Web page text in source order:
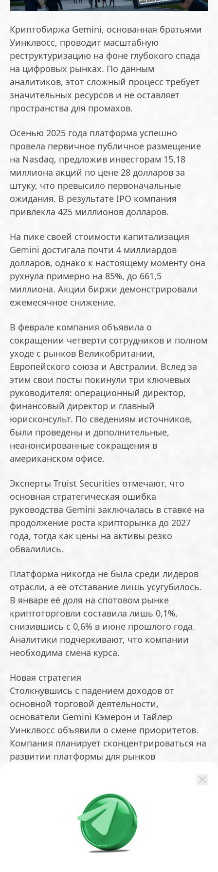
Криптобиржа Gemini, основанная братьями
Уинклвосс, проводит масштабную
реструктуризацию на фоне глубокого спада
на цифровых рынках. По данным
аналитиков, этот сложный процесс требует
значительных ресурсов и не оставляет
пространства для промахов.
Осенью 2025 года платформа успешно
провела первичное публичное размещение
на Nasdaq, предложив инвесторам 15,18
миллиона акций по цене 28 долларов за
штуку, что превысило первоначальные
ожидания. В результате IPO компания
привлекла 425 миллионов долларов.
На пике своей стоимости капитализация
Gemini достигала почти 4 миллиардов
долларов, однако к настоящему моменту она
рухнула примерно на 85%, до 661,5
миллиона. Акции биржи демонстрировали
ежемесячное снижение.
В феврале компания объявила о
сокращении четверти сотрудников и полном
уходе с рынков Великобритании,
Европейского союза и Австралии. Вслед за
этим свои посты покинули три ключевых
руководителя: операционный директор,
финансовый директор и главный
юрисконсульт. По сведениям источников,
были проведены и дополнительные,
неанонсированные сокращения в
американском офисе.
Эксперты Truist Securities отмечают, что
основная стратегическая ошибка
руководства Gemini заключалась в ставке на
продолжение роста крипторынка до 2027
года, тогда как цены на активы резко
обвалились.
Платформа никогда не была среди лидеров
отрасли, а её отставание лишь усугубилось.
В январе её доля на спотовом рынке
криптоторговли составила лишь 0,1%,
снизившись с 0,6% в июне прошлого года.
Аналитики подчеркивают, что компании
необходима смена курса.
Новая стратегия
Столкнувшись с падением доходов от
основной торговой деятельности,
основатели Gemini Кэмерон и Тайлер
Уинклвосс объявили о смене приоритетов.
Компания планирует сконцентрироваться на
развитии платформы для рынков
бизнесе основными юрисдикциями
останутся США и Сингапур.
В Gemini также решили не искать нового
операционного директора — часть этих